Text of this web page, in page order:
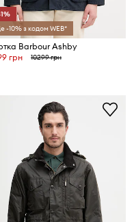
-10% з кодом WEB*
Barbour Ashby
грн
10299 грн